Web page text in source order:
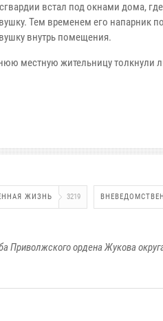
встал под окнами дома,
Тем временем его напарник
внутрь помещения.
местную жительницу толкнули
ЖИЗНЬ 3219
Приволжского ордена Жукова